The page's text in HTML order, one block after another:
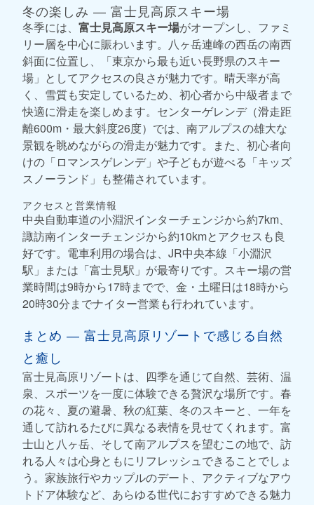
冬の楽しみ ― 富士見高原スキー場
冬季には、 富士見高原スキー場がオープンし、ファミ
リー層を中心に賑わいます。八ヶ岳連峰の西岳の南西
斜面に位置し、「東京から最も近い長野県のスキー
場」としてアクセスの良さが魅力です。晴天率が高
く、雪質も安定しているため、初心者から中級者まで
快適に滑走を楽しめます。センターゲレンデ（滑走距
離600m・最大斜度26度）では、南アルプスの雄大な
景観を眺めながらの滑走が魅力です。また、初心者向
けの「ロマンスゲレンデ」や子どもが遊べる「キッズ
スノーランド」も整備されています。
アクセスと営業情報
中央自動車道の小淵沢インターチェンジから約7km、
諏訪南インターチェンジから約10kmとアクセスも良
好です。電車利用の場合は、JR中央本線「小淵沢
駅」または「富士見駅」が最寄りです。スキー場の営
業時間は9時から17時までで、金・土曜日は18時から
20時30分までナイター営業も行われています。
まとめ ― 富士見高原リゾートで感じる自然
と癒し
富士見高原リゾートは、四季を通じて自然、芸術、温
泉、スポーツを一度に体験できる贅沢な場所です。春
の花々、夏の避暑、秋の紅葉、冬のスキーと、一年を
通して訪れるたびに異なる表情を見せてくれます。富
士山と八ヶ岳、そして南アルプスを望むこの地で、訪
れる人々は心身ともにリフレッシュできることでしょ
う。家族旅行やカップルのデート、アクティブなアウ
トドア体験など、あらゆる世代におすすめできる魅力